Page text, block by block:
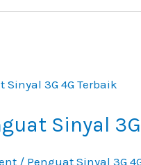
Sinyal
/ Penguat Sinyal 3G